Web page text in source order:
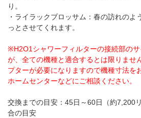
り。
・ライラックブロッサム：春の訪れのよ
っとさせてくれます。
※H2O1シャワーフィルターの接続部の
が、全ての機種と適合するとは限りませ
プターが必要になりますので機種寸法を
ホームセンターなどにご相談ください。
交換までの目安：45日～60日（約7,200
合の目安